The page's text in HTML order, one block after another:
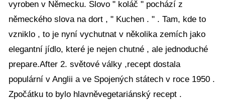
vyroben v Německu. Slovo " koláč " pochází z
německého slova na dort , " Kuchen . " . Tam, kde to
vzniklo , to je nyní vychutnat v několika zemích jako
elegantní jídlo, které je nejen chutné , ale jednoduché
prepare.After 2. světové války ,recept dostala
populární v Anglii a ve Spojených státech v roce 1950 .
Zpočátku to bylo hlavněvegetariánský recept .